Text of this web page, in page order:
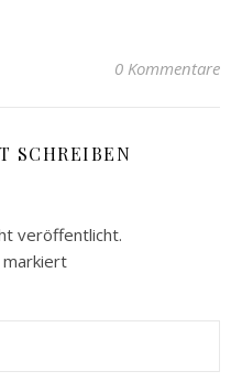
0 Kommentare
SCHREIBEN
veröffentlicht.
markiert